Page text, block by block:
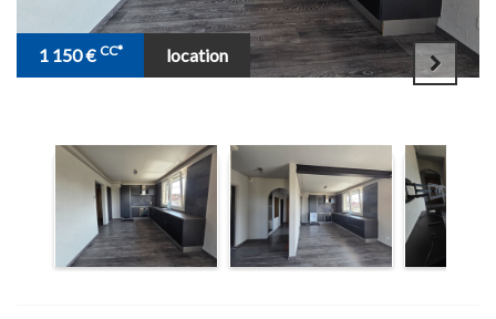
gestion
locations
ventes
estimation
1 150 € CC* location